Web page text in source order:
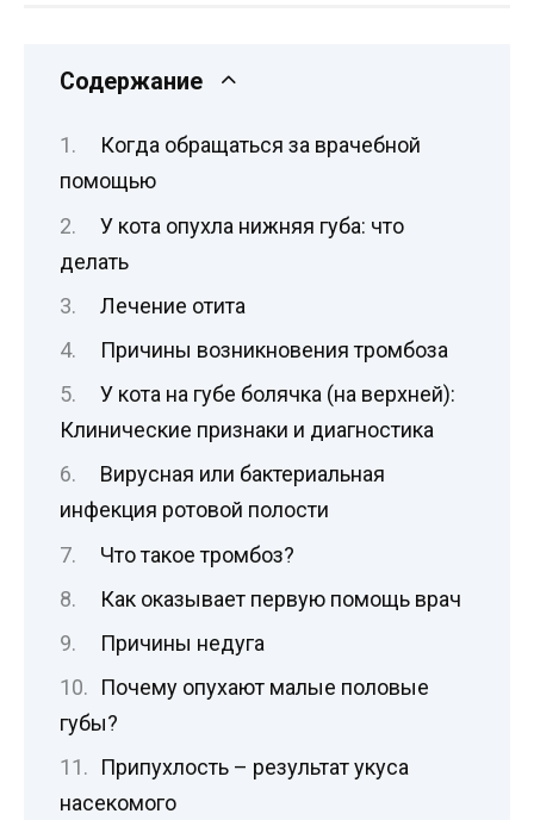
Содержание
Когда обращаться за врачебной
помощью
У кота опухла нижняя губа: что
делать
Лечение отита
Причины возникновения тромбоза
У кота на губе болячка (на верхней):
Клинические признаки и диагностика
Вирусная или бактериальная
инфекция ротовой полости
Что такое тромбоз?
Как оказывает первую помощь врач
Причины недуга
Почему опухают малые половые
губы?
Припухлость – результат укуса
насекомого